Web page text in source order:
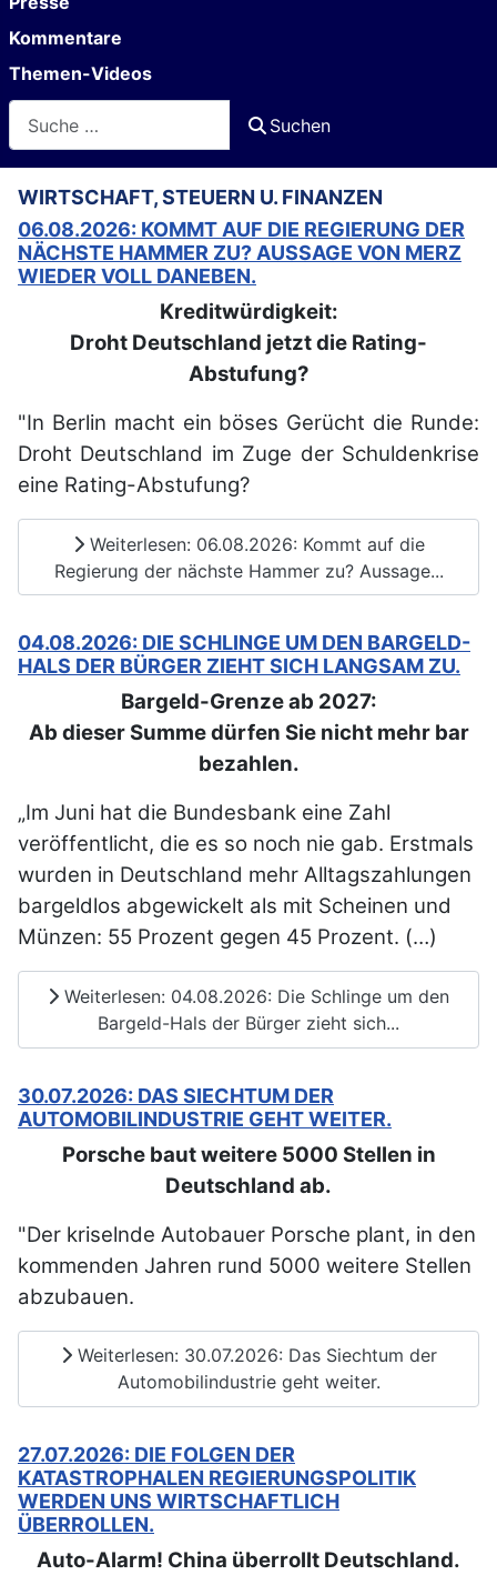
Kommentare
Themen-Videos
Suchen
WIRTSCHAFT, STEUERN U. FINANZEN
06.08.2026: KOMMT AUF DIE REGIERUNG DER
NÄCHSTE HAMMER ZU? AUSSAGE VON MERZ
WIEDER VOLL DANEBEN.
Kreditwürdigkeit:
Droht Deutschland jetzt die Rating-
Abstufung?
"In Berlin macht ein böses Gerücht die Runde:
Droht Deutschland im Zuge der Schuldenkrise
eine Rating-Abstufung?
Weiterlesen: 06.08.2026: Kommt auf die
Regierung der nächste Hammer zu? Aussage...
04.08.2026: DIE SCHLINGE UM DEN BARGELD-
HALS DER BÜRGER ZIEHT SICH LANGSAM ZU.
Bargeld-Grenze ab 2027:
Ab dieser Summe dürfen Sie nicht mehr bar
bezahlen.
„Im Juni hat die Bundesbank eine Zahl
veröffentlicht, die es so noch nie gab. Erstmals
wurden in Deutschland mehr Alltagszahlungen
bargeldlos abgewickelt als mit Scheinen und
Münzen: 55 Prozent gegen 45 Prozent. (…)
Weiterlesen: 04.08.2026: Die Schlinge um den
Bargeld-Hals der Bürger zieht sich...
30.07.2026: DAS SIECHTUM DER
AUTOMOBILINDUSTRIE GEHT WEITER.
Porsche baut weitere 5000 Stellen in
Deutschland ab.
"Der kriselnde Autobauer Porsche plant, in den
kommenden Jahren rund 5000 weitere Stellen
abzubauen.
Weiterlesen: 30.07.2026: Das Siechtum der
Automobilindustrie geht weiter.
27.07.2026: DIE FOLGEN DER
KATASTROPHALEN REGIERUNGSPOLITIK
WERDEN UNS WIRTSCHAFTLICH
ÜBERROLLEN.
Auto-Alarm! China überrollt Deutschland.